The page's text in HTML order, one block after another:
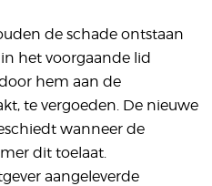
de schade ontstaan
het voorgaande lid
hem aan de
te vergoeden. De nieuwe
wanneer de
dit toelaat.
aangeleverde